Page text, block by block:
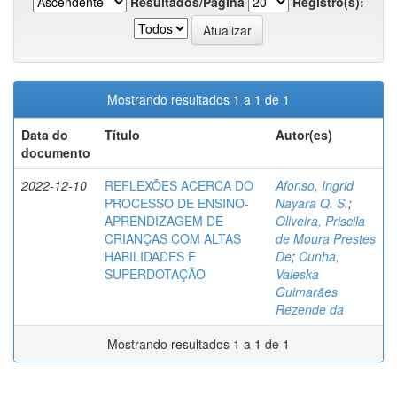
Mostrando resultados 1 a 1 de 1
Data do
documento
Título Autor(es)
2022-12-10
REFLEXÕES ACERCA DO
PROCESSO DE ENSINO-
APRENDIZAGEM DE
CRIANÇAS COM ALTAS
HABILIDADES E
SUPERDOTAÇÃO
Afonso, Ingrid
Nayara Q. S.;
Oliveira, Priscila
de Moura Prestes
De; Cunha,
Valeska
Guimarães
Rezende da
Mostrando resultados 1 a 1 de 1